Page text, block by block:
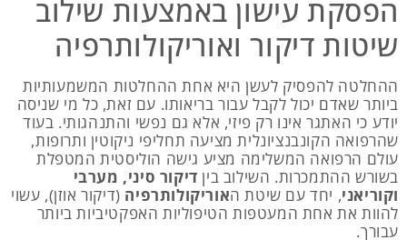
הפסקת עישון באמצעות שילוב
שיטות דיקור ואוריקולותרפיה
ההחלטה להפסיק לעשן היא אחת ההחלטות המשמעותיות
ביותר שאדם יכול לקבל עבור בריאותו. עם זאת, כל מי שניסה
יודע כי האתגר אינו רק פיזי, אלא גם נפשי והתנהגותי. בעוד
שהרפואה הקונבנציונלית מציעה תחליפי ניקוטין ותרופות,
עולם הרפואה המשלימה מציע גישה הוליסטית המטפלת
בשורש ההתמכרות. השילוב בין דיקור סיני, מערבי
וקוריאני, יחד עם שיטת האוריקולותרפיה (דיקור אוזן), עשוי
להוות את אחת המעטפות הטיפוליות האפקטיביות ביותר
עבורך.